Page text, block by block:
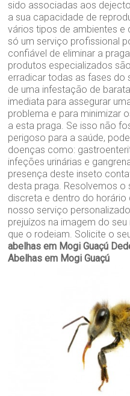
sido associadas aos
a sua capacidade de
vários tipos de ambientes e
só um serviço profissional
confiável de eliminar a
produtos especializados
erradicar todas as fases do
de uma infestação de
imediata para assegurar
problema e para minimizar
a esta praga. Se isso não
perigoso para a saúde,
doenças como:
infeções urinárias e
presença deste inseto
desta praga. Resolvemos o
discreta e dentro do
nosso serviço
prejuízos na imagem do
que o rodeiam. Solicite o
abelhas em Mogi Guaçú
Abelhas em Mogi Guaçú